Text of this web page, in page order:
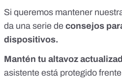
Si queremos mantener
da una serie de consejos
dispositivos.
Mantén tu altavoz
asistente está protegido